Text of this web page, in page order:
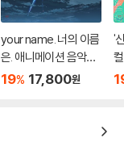
your name. 너의 이름
은. 애니메이션 음악
(君の名は。OST by
19% 17,800원
'